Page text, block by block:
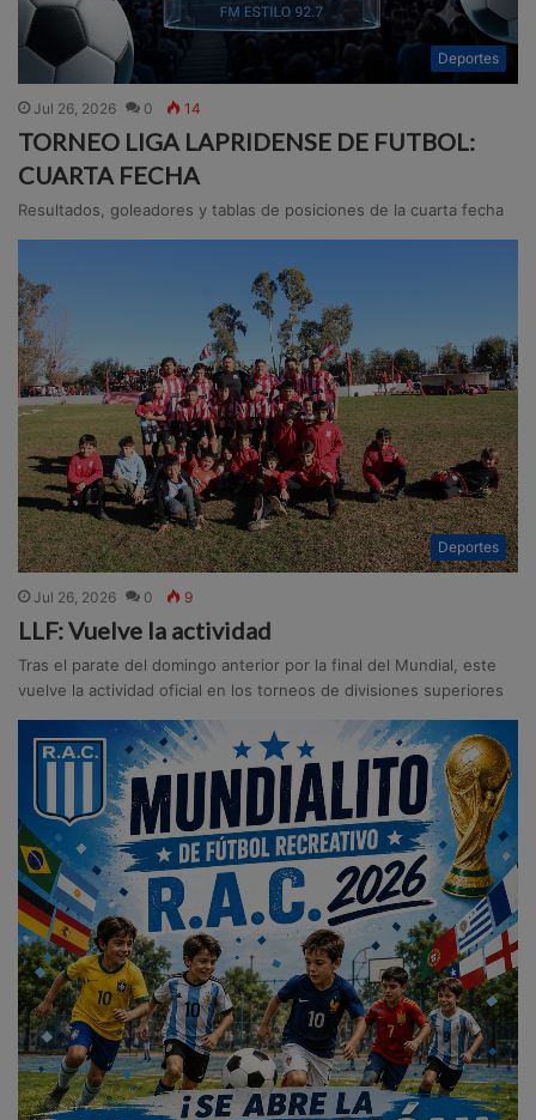
Deportes
Jul 26, 2026 0 14
TORNEO LIGA LAPRIDENSE DE FUTBOL:
CUARTA FECHA
Resultados, goleadores y tablas de posiciones de la cuarta fecha
Deportes
Jul 26, 2026 0 9
LLF: Vuelve la actividad
Tras el parate del domingo anterior por la final del Mundial, este
vuelve la actividad oficial en los torneos de divisiones superiores